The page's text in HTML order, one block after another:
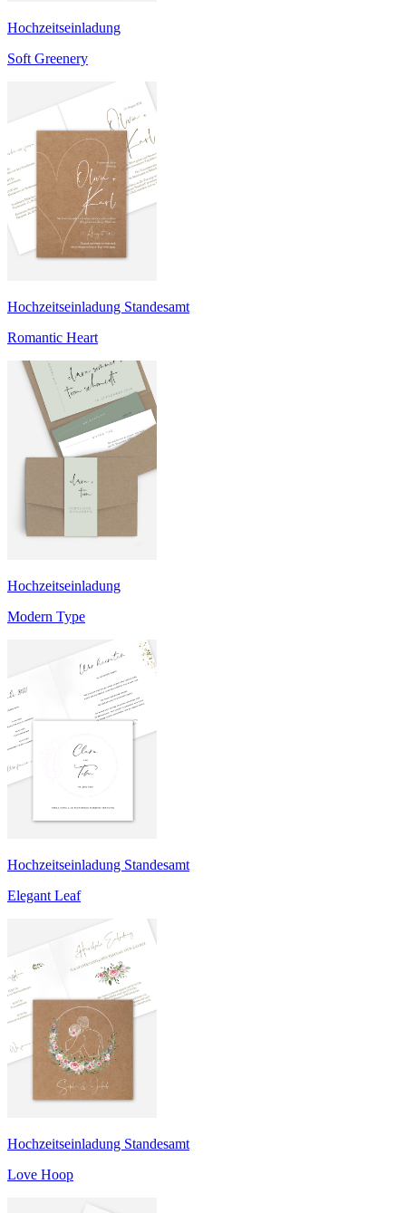
Hochzeitseinladung
Soft Greenery
Hochzeitseinladung Standesamt
Romantic Heart
Hochzeitseinladung
Modern Type
Hochzeitseinladung Standesamt
Elegant Leaf
Hochzeitseinladung Standesamt
Love Hoop